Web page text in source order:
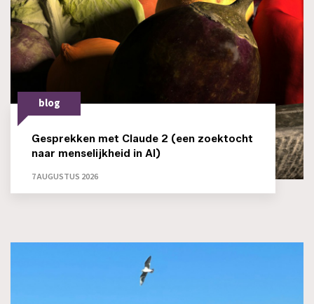
blog
Gesprekken met Claude 2 (een zoektocht
naar menselijkheid in AI)
7 AUGUSTUS 2026